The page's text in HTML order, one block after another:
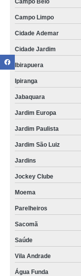
Campo Belo
Campo Limpo
Cidade Ademar
Cidade Jardim
Ibirapuera
Ipiranga
Jabaquara
Jardim Europa
Jardim Paulista
Jardim São Luiz
Jardins
Jockey Clube
Moema
Parelheiros
Sacomã
Saúde
Vila Andrade
Água Funda